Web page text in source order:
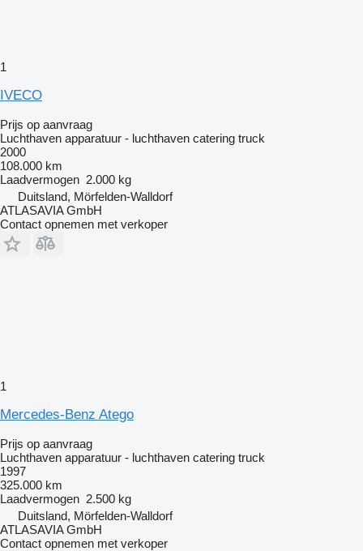
1
IVECO
Prijs op aanvraag
Luchthaven apparatuur - luchthaven catering truck
2000
108.000 km
Laadvermogen 2.000 kg
Duitsland, Mörfelden-Walldorf
ATLASAVIA GmbH
Contact opnemen met verkoper
1
Mercedes-Benz Atego
Prijs op aanvraag
Luchthaven apparatuur - luchthaven catering truck
1997
325.000 km
Laadvermogen 2.500 kg
Duitsland, Mörfelden-Walldorf
ATLASAVIA GmbH
Contact opnemen met verkoper